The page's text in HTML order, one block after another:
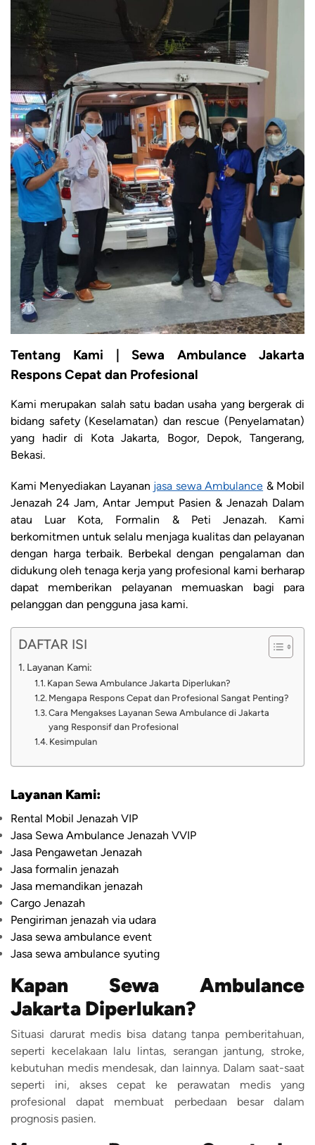
Tentang Kami | Sewa Ambulance Jakarta
Respons Cepat dan Profesional
Kami merupakan salah satu badan usaha yang bergerak di
bidang safety (Keselamatan) dan rescue (Penyelamatan)
yang hadir di Kota Jakarta, Bogor, Depok, Tangerang,
Bekasi.
Kami Menyediakan Layanan jasa sewa Ambulance & Mobil
Jenazah 24 Jam, Antar Jemput Pasien & Jenazah Dalam
atau Luar Kota, Formalin & Peti Jenazah. Kami
berkomitmen untuk selalu menjaga kualitas dan pelayanan
dengan harga terbaik. Berbekal dengan pengalaman dan
didukung oleh tenaga kerja yang profesional kami berharap
dapat memberikan pelayanan memuaskan bagi para
pelanggan dan pengguna jasa kami.
DAFTAR ISI
Layanan Kami:
Kapan Sewa Ambulance Jakarta Diperlukan?
Mengapa Respons Cepat dan Profesional Sangat Penting?
Cara Mengakses Layanan Sewa Ambulance di Jakarta
yang Responsif dan Profesional
Kesimpulan
Layanan Kami:
Rental Mobil Jenazah VIP
Jasa Sewa Ambulance Jenazah VVIP
Jasa Pengawetan Jenazah
Jasa formalin jenazah
Jasa memandikan jenazah
Cargo Jenazah
Pengiriman jenazah via udara
Jasa sewa ambulance event
Jasa sewa ambulance syuting
Kapan Sewa Ambulance
Jakarta Diperlukan?
Situasi darurat medis bisa datang tanpa pemberitahuan,
seperti kecelakaan lalu lintas, serangan jantung, stroke,
kebutuhan medis mendesak, dan lainnya. Dalam saat-saat
seperti ini, akses cepat ke perawatan medis yang
profesional dapat membuat perbedaan besar dalam
prognosis pasien.